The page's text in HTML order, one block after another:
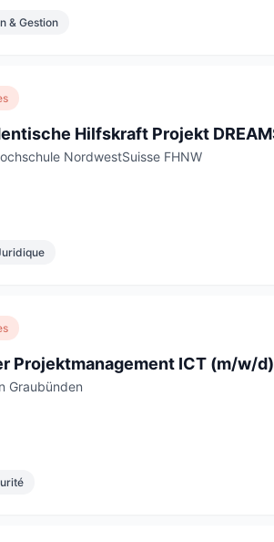
& Gestion
NordwestSuisse FHNW
Projektmanagement ICT (m/w/d)
Graubünden